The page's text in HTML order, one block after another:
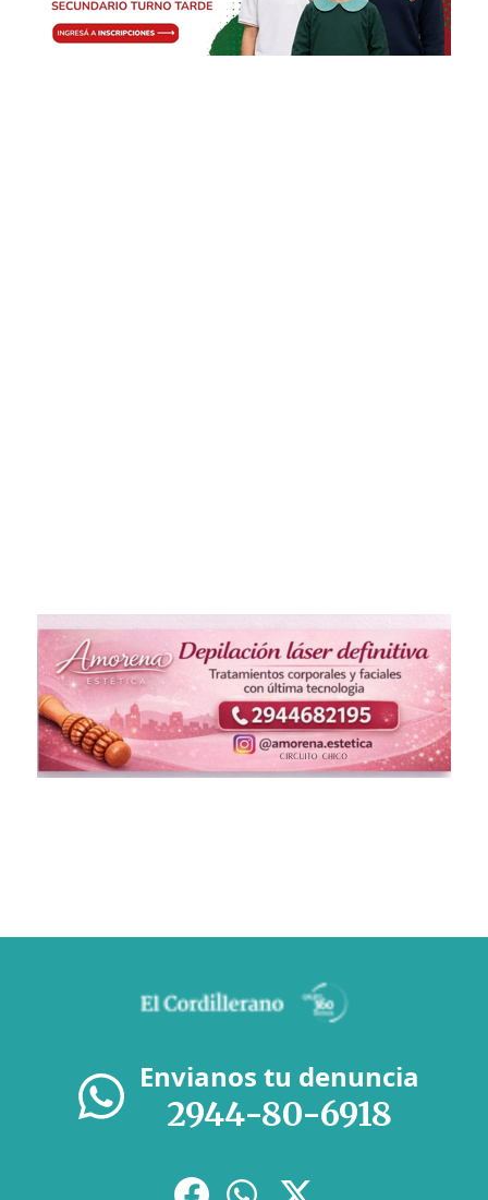
Envianos tu denuncia
2944-80-6918